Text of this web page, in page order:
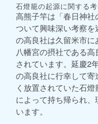
石燈籠の起源に関する
高熊子竿は「春日神
ついて興味深い考察
の高良社は久留米市
八幡宮の摂社である
されています。延慶2
の高良社に行幸して
く放置されていた石
によって持ち帰られ
います。